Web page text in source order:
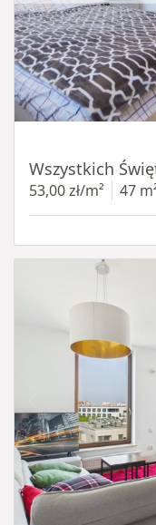
Wszystkich
53,00 zł/m² 47